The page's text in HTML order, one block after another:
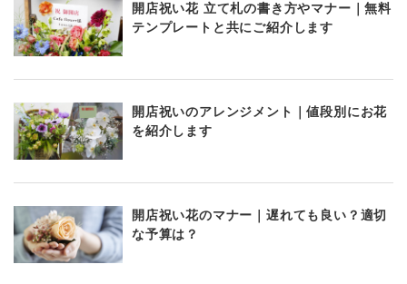
開店祝い花 立て札の書き方やマナー｜無料
テンプレートと共にご紹介します
開店祝いのアレンジメント｜値段別にお花
を紹介します
開店祝い花のマナー｜遅れても良い？適切
な予算は？